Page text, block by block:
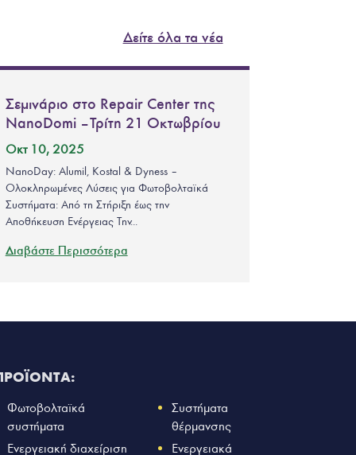
Δείτε όλα τα νέα
Σεμινάριο στο Repair Center της
NanoDomi – Τρίτη 21 Οκτωβρίου
Οκτ 10, 2025
NanoDay: Alumil, Kostal & Dyness –
Ολοκληρωμένες Λύσεις για Φωτοβολταϊκά
Συστήματα: Από τη Στήριξη έως την
Αποθήκευση Ενέργειας Την...
Διαβάστε Περισσότερα
Φωτοβολταϊκά
συστήματα
Ενεργειακή διαχείριση
Συστήματα
θέρμανσης
Ενεργειακά